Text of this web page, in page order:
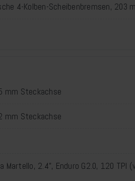
4-Kolben-Scheibenbremsen, 203
mm Steckachse
mm Steckachse
2.4", Enduro G2.0, 120 TPI